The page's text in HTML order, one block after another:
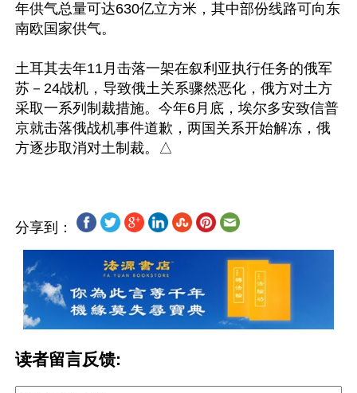
年供气总量可达630亿立方米，其中部份线路可向东
南欧国家供气。
土耳其去年11月击落一架在叙利亚执行任务的俄军
苏－24战机，导致俄土关系骤然恶化，俄方对土方
采取一系列制裁措施。今年6月底，埃尔多安致信普
京就击落俄战机事件道歉，两国关系开始解冻，俄
分享到：
读者留言反馈: